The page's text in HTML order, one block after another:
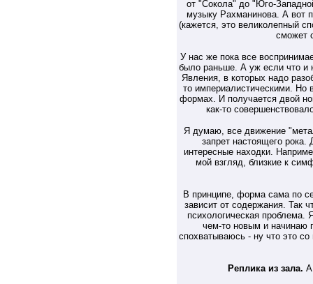
от "Сокола" до "Юго-
музыку Рахманинова. А вот
(кажется, это великолепный
сможет
У нас же пока все
было раньше. А уж если что и
Явления, в которых надо
то империалистическими. Но
формах. И получается двой
как-то
Я думаю, все движение
запрет настоящего
интересные находки.
мой взгляд, близкие к
В принципе, форма сама по
зависит от содержания. Так
психологическая проблема.
чем-то новым и начинаю
спохватываюсь - ну что это
Реплика из зала. А